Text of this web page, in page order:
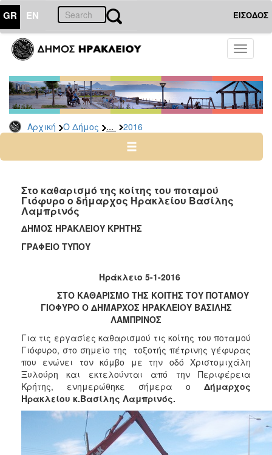
GR EN ΕΙΣΟΔΟΣ
Toggle
Αρχική Ο Δήμος ... 2016
ΔΗΜΟΣ
Δελτία
Τύπου
Αρχείο
2026
2024
2022
2021
2017
2016
2013
2012
2011
2010
2006
Στο καθαρισμό της κοίτης του ποταμού
Γιόφυρο ο δήμαρχος Ηρακλείου Βασίλης
Λαμπρινός
ΔΗΜΟΣ ΗΡΑΚΛΕΙΟΥ ΚΡΗΤΗΣ
ΓΡΑΦΕΙΟ ΤΥΠΟΥ
Ηράκλειο 5-1-2016
ΣΤΟ ΚΑΘΑΡΙΣΜΟ ΤΗΣ ΚΟΙΤΗΣ ΤΟΥ ΠΟΤΑΜΟΥ
ΓΙΟΦΥΡΟ Ο ΔΗΜΑΡΧΟΣ ΗΡΑΚΛΕΙΟΥ ΒΑΣΙΛΗΣ
ΛΑΜΠΡΙΝΟΣ
Για τις εργασίες καθαρισμού τις κοίτης του ποταμού
Γιόφυρο, στο σημείο της τοξοτής πέτρινης γέφυρας
που ενώνει τον κόμβο με την οδό Χριστομιχάλη
Ξυλούρη και εκτελούνται από την Περιφέρεια
Κρήτης, ενημερώθηκε σήμερα ο Δήμαρχος
Ηρακλείου κ.Βασίλης Λαμπρινός.